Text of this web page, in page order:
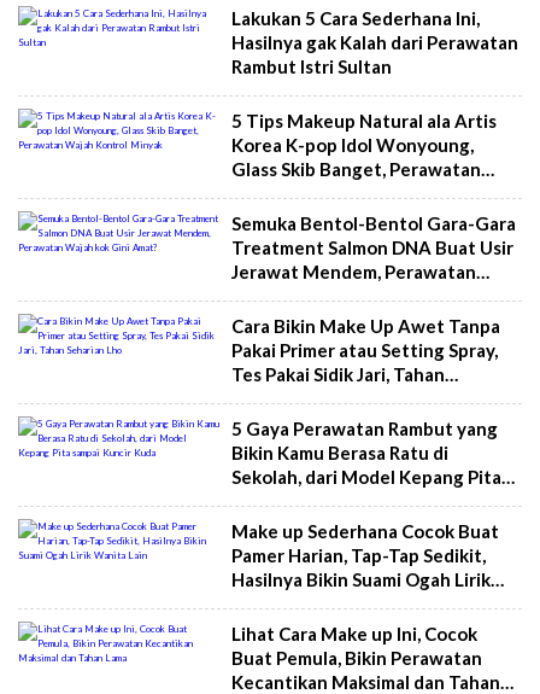
Lakukan 5 Cara Sederhana Ini,
Hasilnya gak Kalah dari Perawatan
Rambut Istri Sultan
5 Tips Makeup Natural ala Artis
Korea K-pop Idol Wonyoung,
Glass Skib Banget, Perawatan
Wajah Kontrol Minyak
Semuka Bentol-Bentol Gara-Gara
Treatment Salmon DNA Buat Usir
Jerawat Mendem, Perawatan
Wajah kok Gini Amat?
Cara Bikin Make Up Awet Tanpa
Pakai Primer atau Setting Spray,
Tes Pakai Sidik Jari, Tahan
Seharian Lho
5 Gaya Perawatan Rambut yang
Bikin Kamu Berasa Ratu di
Sekolah, dari Model Kepang Pita
sampai Kuncir Kuda
Make up Sederhana Cocok Buat
Pamer Harian, Tap-Tap Sedikit,
Hasilnya Bikin Suami Ogah Lirik
Wanita Lain
Lihat Cara Make up Ini, Cocok
Buat Pemula, Bikin Perawatan
Kecantikan Maksimal dan Tahan